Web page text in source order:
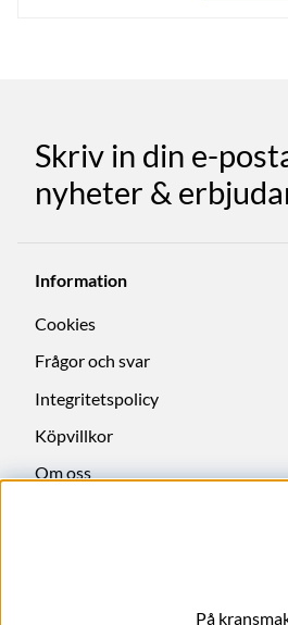
Skriv in din e-
nyheter &
Information
Cookies
Frågor och svar
Integritetspolicy
Köpvillkor
Om oss
På